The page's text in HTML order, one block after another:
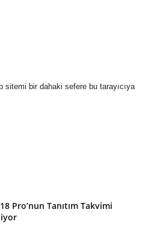
sitemi bir dahaki sefere bu tarayıcıya
Pro’nun Tanıtım Takvimi